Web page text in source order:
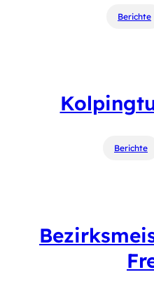
Berichte
Berichte